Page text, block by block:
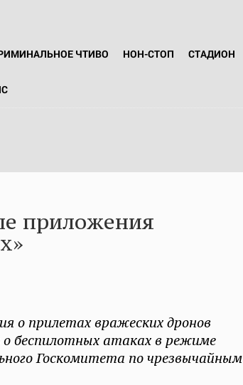
ЧТИВО НОН-СТОП СТАДИОН
приложения
о прилетах вражеских дронов
беспилотных атаках в режиме
Госкомитета по чрезвычайным